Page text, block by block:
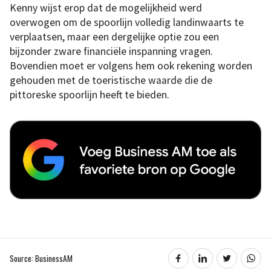
Kenny wijst erop dat de mogelijkheid werd
overwogen om de spoorlijn volledig landinwaarts te
verplaatsen, maar een dergelijke optie zou een
bijzonder zware financiële inspanning vragen.
Bovendien moet er volgens hem ook rekening worden
gehouden met de toeristische waarde die de
pittoreske spoorlijn heeft te bieden.
Source: BusinessAM